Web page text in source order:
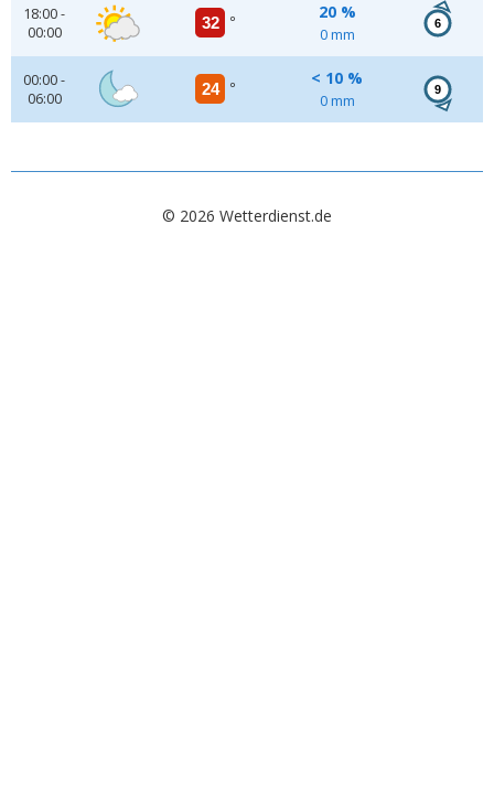
18:00 -
00:00
32 °
20 %
0 mm
6
00:00 -
06:00
24 °
< 10 %
0 mm
9
© 2026 Wetterdienst.de